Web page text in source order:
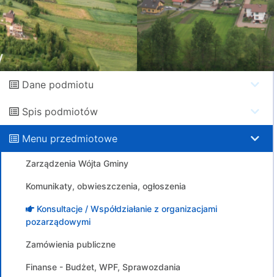
Dane podmiotu
Spis podmiotów
Menu przedmiotowe
Zarządzenia Wójta Gminy
Komunikaty, obwieszczenia, ogłoszenia
Konsultacje / Współdziałanie z organizacjami
pozarządowymi
Zamówienia publiczne
Finanse - Budżet, WPF, Sprawozdania